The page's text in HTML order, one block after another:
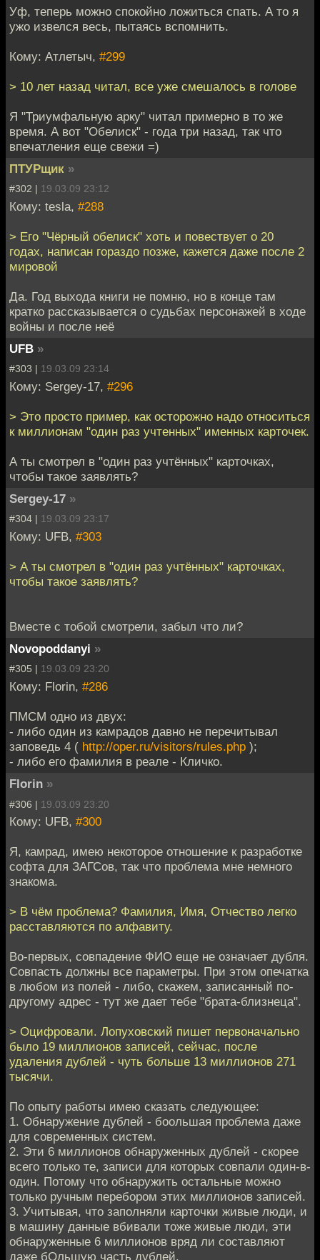
Уф, теперь можно спокойно ложиться спать. А то я
ужо извелся весь, пытаясь вспомнить.
Кому: Атлетыч, #299
> 10 лет назад читал, все уже смешалось в голове
Я "Триумфальную арку" читал примерно в то же
время. А вот "Обелиск" - года три назад, так что
впечатления еще свежи =)
ПТУРщик »
#302 | 19.03.09 23:12
Кому: tesla, #288
> Его "Чёрный обелиск" хоть и повествует о 20
годах, написан гораздо позже, кажется даже после 2
мировой
Да. Год выхода книги не помню, но в конце там
кратко рассказывается о судьбах персонажей в ходе
войны и после неё
UFB »
#303 | 19.03.09 23:14
Кому: Sergey-17, #296
> Это просто пример, как осторожно надо относиться
к миллионам "один раз учтенных" именных карточек.
А ты смотрел в "один раз учтённых" карточках,
чтобы такое заявлять?
Sergey-17 »
#304 | 19.03.09 23:17
Кому: UFB, #303
> А ты смотрел в "один раз учтённых" карточках,
чтобы такое заявлять?
Вместе с тобой смотрели, забыл что ли?
Novopoddanyi »
#305 | 19.03.09 23:20
Кому: Florin, #286
ПМСМ одно из двух:
- либо один из камрадов давно не перечитывал
заповедь 4 ( http://oper.ru/visitors/rules.php );
- либо его фамилия в реале - Кличко.
Florin »
#306 | 19.03.09 23:20
Кому: UFB, #300
Я, камрад, имею некоторое отношение к разработке
софта для ЗАГСов, так что проблема мне немного
знакома.
> В чём проблема? Фамилия, Имя, Отчество легко
расставляются по алфавиту.
Во-первых, совпадение ФИО еще не означает дубля.
Совпасть должны все параметры. При этом опечатка
в любом из полей - либо, скажем, записанный по-
другому адрес - тут же дает тебе "брата-близнеца".
> Оцифровали. Лопуховский пишет первоначально
было 19 миллионов записей, сейчас, после
удаления дублей - чуть больше 13 миллионов 271
тысячи.
По опыту работы имею сказать следующее:
1. Обнаружение дублей - боольшая проблема даже
для современных систем.
2. Эти 6 миллионов обнаруженных дублей - скорее
всего только те, записи для которых совпали один-в-
один. Потому что обнаружить остальные можно
только ручным перебором этих миллионов записей.
3. Учитывая, что заполняли карточки живые люди, и
в машину данные вбивали тоже живые люди, эти
обнаруженные 6 миллионов вряд ли составляют
даже бОльшую часть дублей.